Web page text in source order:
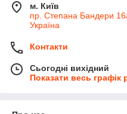
м. Київ
пр. Степана Бандери
Україна
Контакти
Сьогодні вихідний
Показати весь графік